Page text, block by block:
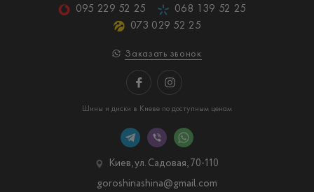
095 229 52 25
068 139 52 25
073 029 52 25
Заказать звонок
Шины и диски в Киеве по доступным ценам
Киев, ул. Садовая, 70-110
goroshinashina@gmail.com